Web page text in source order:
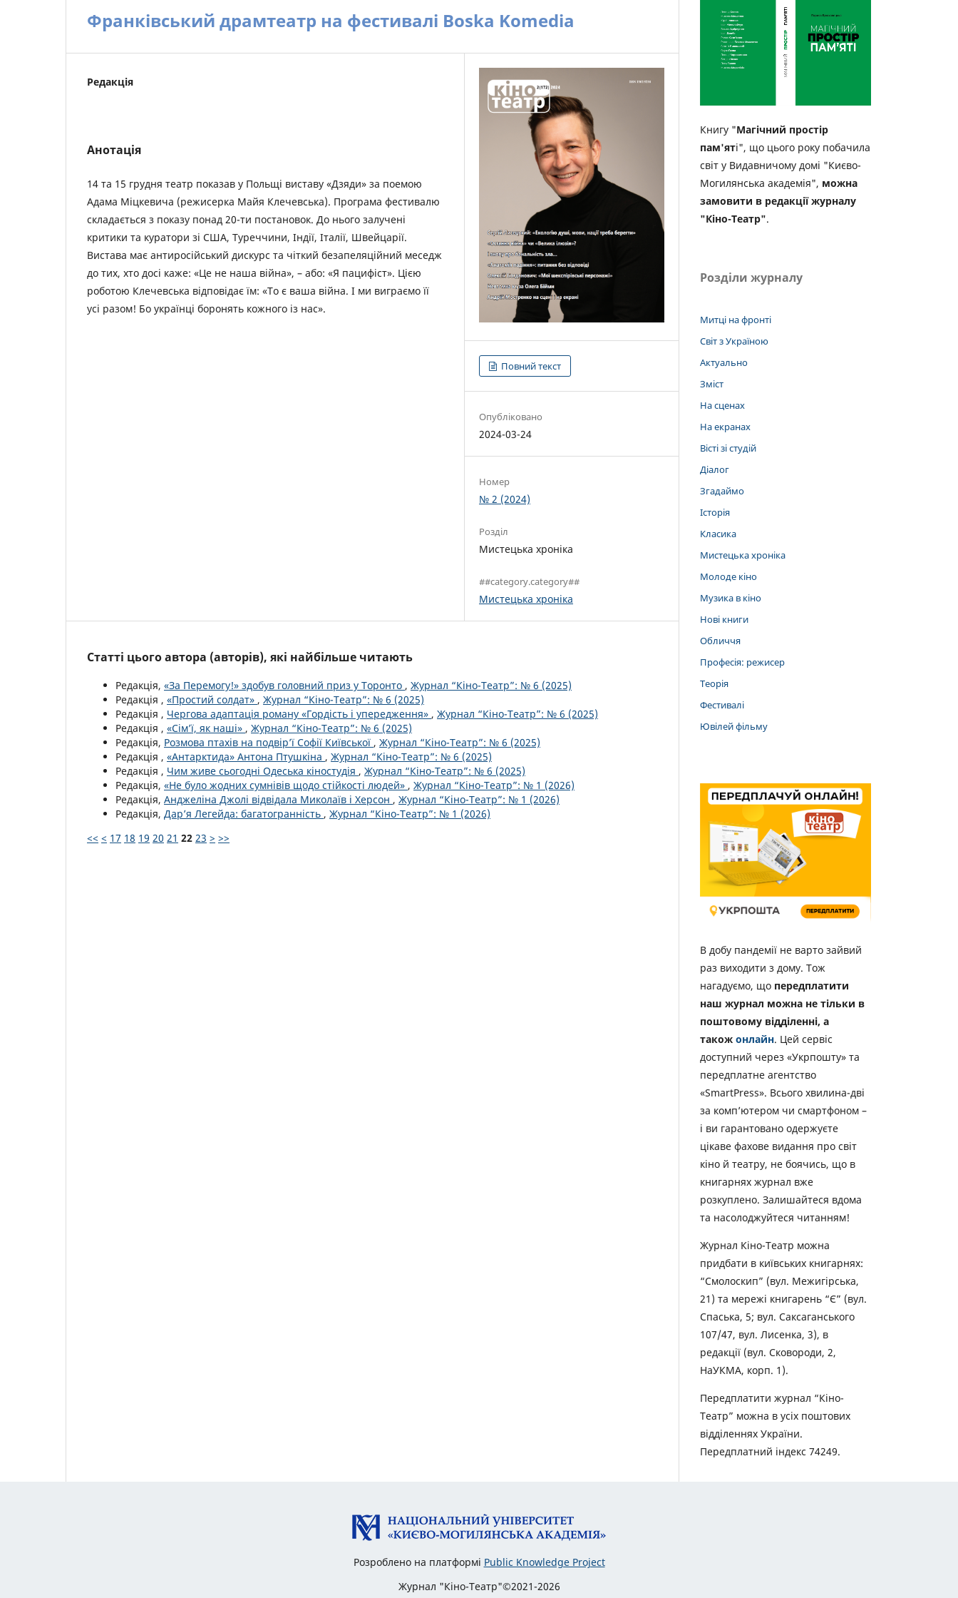
Франківський драмтеатр на фестивалі Boska Komedia
Редакція
Анотація
14 та 15 грудня театр показав у Польщі виставу «Дзяди» за поемою
Адама Міцкевича (режисерка Майя Клечевська). Програма фестивалю
складається з показу понад 20-ти постановок. До нього залучені
критики та куратори зі США, Туреччини, Індії, Італії, Швейцарії.
Вистава має антиросійський дискурс та чіткий безапеляційний меседж
до тих, хто досі каже: «Це не наша війна», – або: «Я пацифіст». Цією
роботою Клечевська відповідає їм: «То є ваша війна. І ми виграємо її
усі разом! Бо українці боронять кожного із нас».
Повний текст
Опубліковано
2024-03-24
Номер
№ 2 (2024)
Розділ
Мистецька хроніка
##category.category##
Мистецька хроніка
Статті цього автора (авторів), які найбільше читають
Редакція, «За Перемогу!» здобув головний приз у Торонто , Журнал “Кіно-Театр”: № 6 (2025)
Редакція , «Простий солдат» , Журнал “Кіно-Театр”: № 6 (2025)
Редакція , Чергова адаптація роману «Гордість і упередження» , Журнал “Кіно-Театр”: № 6 (2025)
Редакція , «Сім’ї, як наші» , Журнал “Кіно-Театр”: № 6 (2025)
Редакція, Розмова птахів на подвір’ї Софії Київської , Журнал “Кіно-Театр”: № 6 (2025)
Редакція , «Антарктида» Антона Птушкіна , Журнал “Кіно-Театр”: № 6 (2025)
Редакція , Чим живе сьогодні Одеська кіностудія , Журнал “Кіно-Театр”: № 6 (2025)
Редакція, «Не було жодних сумнівів щодо стійкості людей» , Журнал “Кіно-Театр”: № 1 (2026)
Редакція, Анджеліна Джолі відвідала Миколаїв і Херсон , Журнал “Кіно-Театр”: № 1 (2026)
Редакція, Дар’я Легейда: багатогранність , Журнал “Кіно-Театр”: № 1 (2026)
<< < 17 18 19 20 21 22 23 > >>
Книгу "Магічний простір
пам'яті", що цього року побачила
світ у Видавничому домі "Києво-
Могилянська академія", можна
замовити в редакції журналу
"Кіно-Театр".
Розділи журналу
Митці на фронті
Світ з Україною
Актуально
Зміст
На сценах
На екранах
Вісті зі студій
Діалог
Згадаймо
Історія
Класика
Мистецька хроніка
Молоде кіно
Музика в кіно
Нові книги
Обличчя
Професія: режисер
Теорія
Фестивалі
Ювілей фільму
В добу пандемії не варто зайвий
раз виходити з дому. Тож
нагадуємо, що передплатити
наш журнал можна не тільки в
поштовому відділенні, а
також онлайн. Цей сервіс
доступний через «Укрпошту» та
передплатне агентство
«SmartPress». Всього хвилина-дві
за комп’ютером чи смартфоном –
і ви гарантовано одержуєте
цікаве фахове видання про світ
кіно й театру, не боячись, що в
книгарнях журнал вже
розкуплено. Залишайтеся вдома
та насолоджуйтеся читанням!
Журнал Кіно-Театр можна
придбати в київських книгарнях:
“Смолоскип” (вул. Межигірська,
21) та мережі книгарень “Є” (вул.
Спаська, 5; вул. Саксаганського
107/47, вул. Лисенка, 3), в
редакції (вул. Сковороди, 2,
НаУКМА, корп. 1).
Передплатити журнал “Кіно-
Театр” можна в усіх поштових
відділеннях України.
Передплатний індекс 74249.
Розроблено на платформі Public Knowledge Project
Журнал "Кіно-Театр"©2021-2026